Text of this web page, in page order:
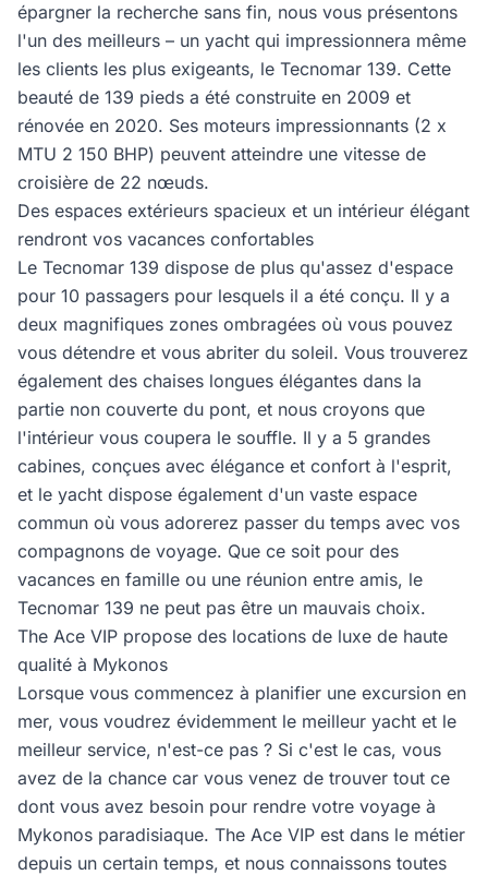
épargner la recherche sans fin, nous vous présentons
l'un des meilleurs – un yacht qui impressionnera même
les clients les plus exigeants, le Tecnomar 139. Cette
beauté de 139 pieds a été construite en 2009 et
rénovée en 2020. Ses moteurs impressionnants (2 x
MTU 2 150 BHP) peuvent atteindre une vitesse de
croisière de 22 nœuds.
Des espaces extérieurs spacieux et un intérieur élégant
rendront vos vacances confortables
Le Tecnomar 139 dispose de plus qu'assez d'espace
pour 10 passagers pour lesquels il a été conçu. Il y a
deux magnifiques zones ombragées où vous pouvez
vous détendre et vous abriter du soleil. Vous trouverez
également des chaises longues élégantes dans la
partie non couverte du pont, et nous croyons que
l'intérieur vous coupera le souffle. Il y a 5 grandes
cabines, conçues avec élégance et confort à l'esprit,
et le yacht dispose également d'un vaste espace
commun où vous adorerez passer du temps avec vos
compagnons de voyage. Que ce soit pour des
vacances en famille ou une réunion entre amis, le
Tecnomar 139 ne peut pas être un mauvais choix.
The Ace VIP propose des locations de luxe de haute
qualité à Mykonos
Lorsque vous commencez à planifier une excursion en
mer, vous voudrez évidemment le meilleur yacht et le
meilleur service, n'est-ce pas ? Si c'est le cas, vous
avez de la chance car vous venez de trouver tout ce
dont vous avez besoin pour rendre votre voyage à
Mykonos paradisiaque. The Ace VIP est dans le métier
depuis un certain temps, et nous connaissons toutes